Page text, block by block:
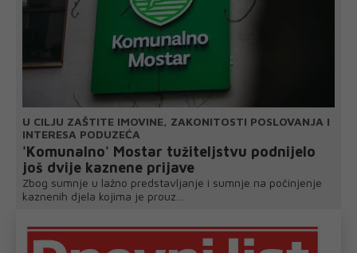
U CILJU ZAŠTITE IMOVINE, ZAKONITOSTI POSLOVANJA I
INTERESA PODUZEĆA
'Komunalno' Mostar tužiteljstvu podnijelo
još dvije kaznene prijave
Zbog sumnje u lažno predstavljanje i sumnje na počinjenje
kaznenih djela kojima je prouz...